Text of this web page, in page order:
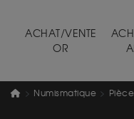
ACHAT/VENTE
OR
Numismatique